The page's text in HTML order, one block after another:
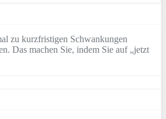
zu kurzfristigen Schwankungen
Das machen Sie, indem Sie auf „jetzt